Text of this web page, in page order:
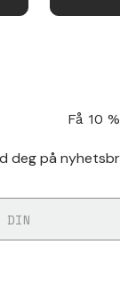
Få 10
deg på